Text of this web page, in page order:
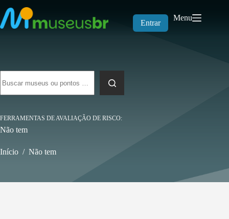
para
o
conteúdo
Entrar
Menu
resultados
FERRAMENTAS DE AVALIAÇÃO DE RISCO
Não tem
Início / Não tem